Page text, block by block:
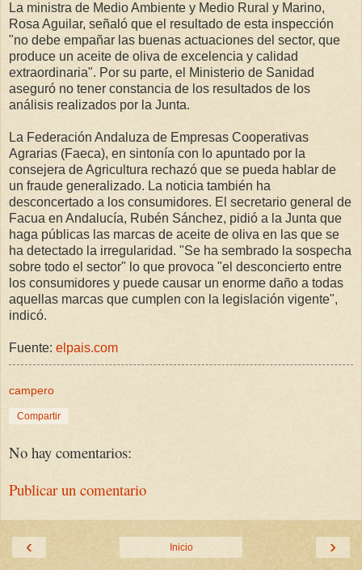
La ministra de Medio Ambiente y Medio Rural y Marino,
Rosa Aguilar, señaló que el resultado de esta inspección
"no debe empañar las buenas actuaciones del sector, que
produce un aceite de oliva de excelencia y calidad
extraordinaria". Por su parte, el Ministerio de Sanidad
aseguró no tener constancia de los resultados de los
análisis realizados por la Junta.
La Federación Andaluza de Empresas Cooperativas
Agrarias (Faeca), en sintonía con lo apuntado por la
consejera de Agricultura rechazó que se pueda hablar de
un fraude generalizado. La noticia también ha
desconcertado a los consumidores. El secretario general de
Facua en Andalucía, Rubén Sánchez, pidió a la Junta que
haga públicas las marcas de aceite de oliva en las que se
ha detectado la irregularidad. "Se ha sembrado la sospecha
sobre todo el sector" lo que provoca "el desconcierto entre
los consumidores y puede causar un enorme daño a todas
aquellas marcas que cumplen con la legislación vigente",
indicó.
Fuente: elpais.com
campero
Compartir
No hay comentarios:
Publicar un comentario
‹ ›
Inicio